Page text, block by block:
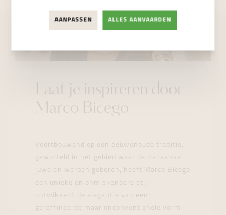
Laat je inspireren door
Marco Bicego
Voortbouwend op een eeuwenoude traditie,
geworteld in het gebied waar de Italiaanse
juwelen werden geboren, heeft Marco Bicego
een unieke en onmiskenbare stijl
ontwikkeld: de elegantie van een
geraffineerde maar onconventionele vorm
AANPASSEN ALLES AANVAARDEN